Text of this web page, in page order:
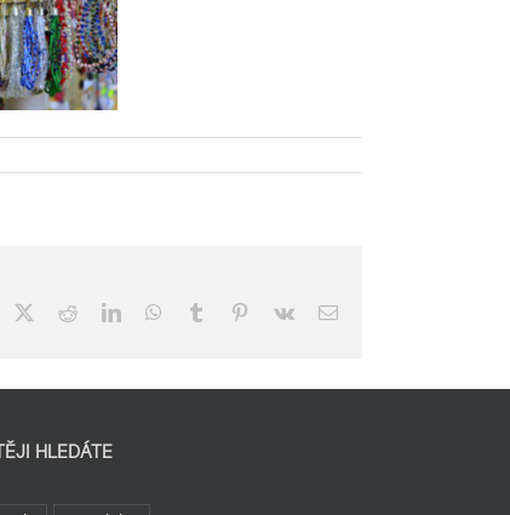
Facebook RedditLinkedInWhatsApp
Tumblr Pinterest
Vk
E-
HLEDÁTE